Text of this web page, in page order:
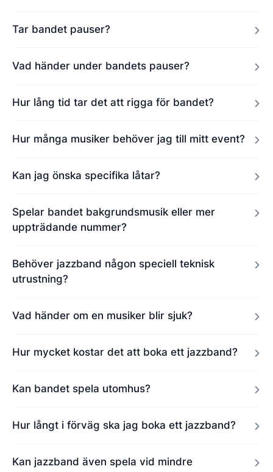
Tar bandet pauser?
Vad händer under bandets pauser?
Hur lång tid tar det att rigga för bandet?
Hur många musiker behöver jag till mitt event?
Kan jag önska specifika låtar?
Spelar bandet bakgrundsmusik eller mer
uppträdande nummer?
Behöver jazzband någon speciell teknisk
utrustning?
Vad händer om en musiker blir sjuk?
Hur mycket kostar det att boka ett jazzband?
Kan bandet spela utomhus?
Hur långt i förväg ska jag boka ett jazzband?
Kan jazzband även spela vid mindre